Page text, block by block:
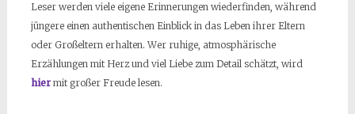
Leser werden viele eigene Erinnerungen wiederfinden, während
jüngere einen authentischen Einblick in das Leben ihrer Eltern
oder Großeltern erhalten. Wer ruhige, atmosphärische
Erzählungen mit Herz und viel Liebe zum Detail schätzt, wird
hiermit großer Freude lesen.